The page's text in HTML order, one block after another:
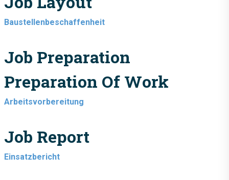
Baustellenbeschaffenheit
Job Preparation
Preparation Of Work
Arbeitsvorbereitung
Job Report
Einsatzbericht